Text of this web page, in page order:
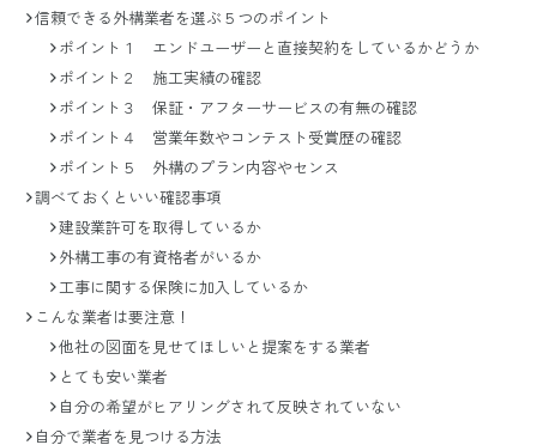
信頼できる外構業者を選ぶ５つのポイント
ポイント１ エンドユーザーと直接契約をしているかどうか
ポイント２ 施工実績の確認
ポイント３ 保証・アフターサービスの有無の確認
ポイント４ 営業年数やコンテスト受賞歴の確認
ポイント５ 外構のプラン内容やセンス
調べておくといい確認事項
建設業許可を取得しているか
外構工事の有資格者がいるか
工事に関する保険に加入しているか
こんな業者は要注意！
他社の図面を見せてほしいと提案をする業者
とても安い業者
自分の希望がヒアリングされて反映されていない
自分で業者を見つける方法